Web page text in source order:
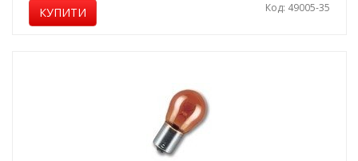
КУПИТИ Код: 49005-35